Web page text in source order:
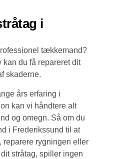
i
tækkemand?
du få repareret dit
skaderne.
års erfaring i
kan vi håndtere alt
og omegn. Så om du
i Frederikssund til at
reparere rygningen eller
stråtag, spiller ingen